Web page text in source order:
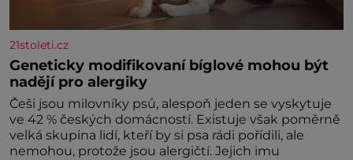
21stoleti.cz
Geneticky modifikovaní bíglové mohou být
nadějí pro alergiky
Češi jsou milovníky psů, alespoň jeden se vyskytuje
ve 42 % českých domácností. Existuje však poměrně
velká skupina lidí, kteří by si psa rádi pořídili, ale
nemohou, protože jsou alergičtí. Jejich imu